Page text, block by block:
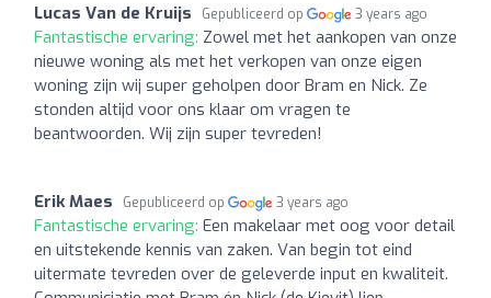
Lucas Van de Kruijs Gepubliceerd op 3 years ago
Fantastische ervaring: Zowel met het aankopen van onze
nieuwe woning als met het verkopen van onze eigen
woning zijn wij super geholpen door Bram en Nick. Ze
stonden altijd voor ons klaar om vragen te
beantwoorden. Wij zijn super tevreden!
Erik Maes Gepubliceerd op 3 years ago
Fantastische ervaring: Een makelaar met oog voor detail
en uitstekende kennis van zaken. Van begin tot eind
uitermate tevreden over de geleverde input en kwaliteit.